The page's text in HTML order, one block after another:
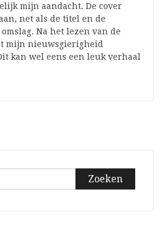
mijn aandacht. De cover
net als de titel en de
Na het lezen van de
mijn nieuwsgierigheid
kan wel eens een leuk verhaal